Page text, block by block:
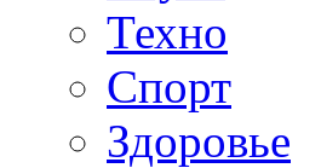
Техно
Спорт
Здоровье